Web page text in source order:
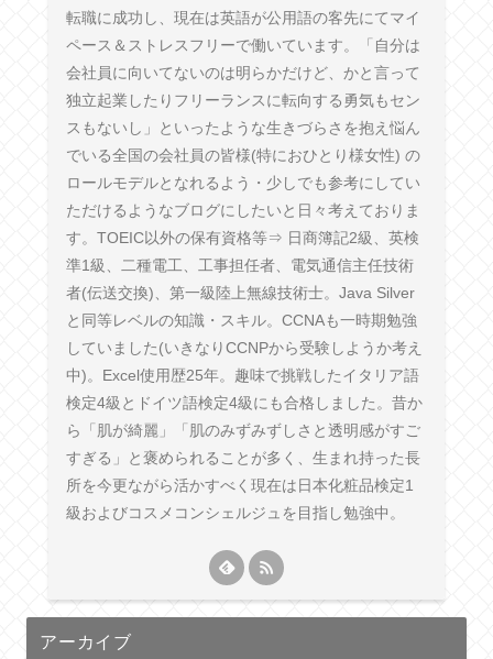
転職に成功し、現在は英語が公用語の客先にてマイ
ペース＆ストレスフリーで働いています。「自分は
会社員に向いてないのは明らかだけど、かと言って
独立起業したりフリーランスに転向する勇気もセン
スもないし」といったような生きづらさを抱え悩ん
でいる全国の会社員の皆様(特におひとり様女性) の
ロールモデルとなれるよう・少しでも参考にしてい
ただけるようなブログにしたいと日々考えておりま
す。TOEIC以外の保有資格等⇒ 日商簿記2級、英検
準1級、二種電工、工事担任者、電気通信主任技術
者(伝送交換)、第一級陸上無線技術士。Java Silver
と同等レベルの知識・スキル。CCNAも一時期勉強
していました(いきなりCCNPから受験しようか考え
中)。Excel使用歴25年。趣味で挑戦したイタリア語
検定4級とドイツ語検定4級にも合格しました。昔か
ら「肌が綺麗」「肌のみずみずしさと透明感がすご
すぎる」と褒められることが多く、生まれ持った長
所を今更ながら活かすべく現在は日本化粧品検定1
級およびコスメコンシェルジュを目指し勉強中。
アーカイブ